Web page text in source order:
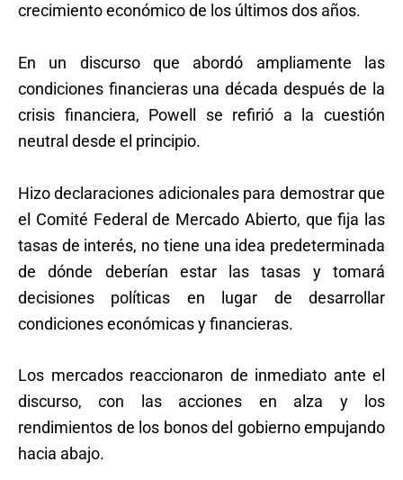
crecimiento económico de los últimos dos años.
En un discurso que abordó ampliamente las
condiciones financieras una década después de la
crisis financiera, Powell se refirió a la cuestión
neutral desde el principio.
Hizo declaraciones adicionales para demostrar que
el Comité Federal de Mercado Abierto, que fija las
tasas de interés, no tiene una idea predeterminada
de dónde deberían estar las tasas y tomará
decisiones políticas en lugar de desarrollar
condiciones económicas y financieras.
Los mercados reaccionaron de inmediato ante el
discurso, con las acciones en alza y los
rendimientos de los bonos del gobierno empujando
hacia abajo.